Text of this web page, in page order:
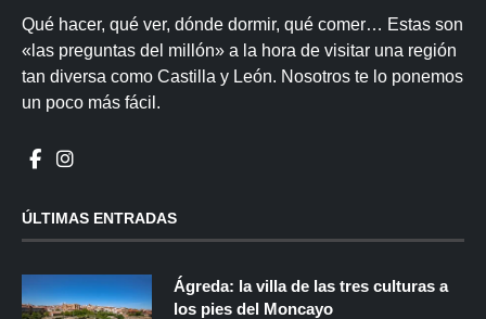
Qué hacer, qué ver, dónde dormir, qué comer… Estas son
«las preguntas del millón» a la hora de visitar una región
tan diversa como Castilla y León. Nosotros te lo ponemos
un poco más fácil.
ÚLTIMAS ENTRADAS
Ágreda: la villa de las tres culturas a
los pies del Moncayo